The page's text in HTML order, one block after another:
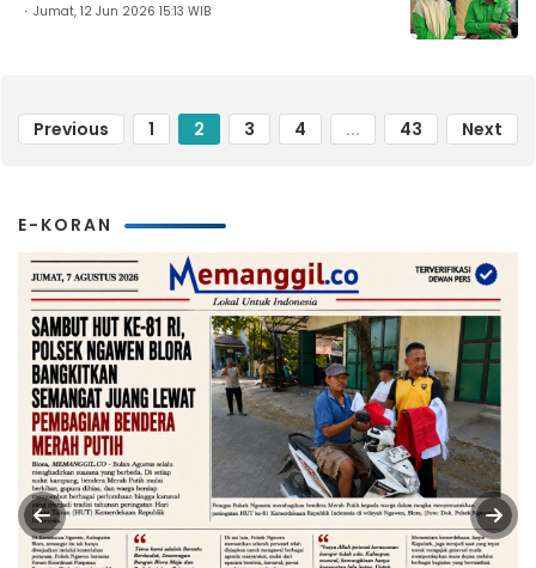
Jumat, 12 Jun 2026 15:13 WIB
Previous 1 2 3 4 ... 43 Next
E-KORAN